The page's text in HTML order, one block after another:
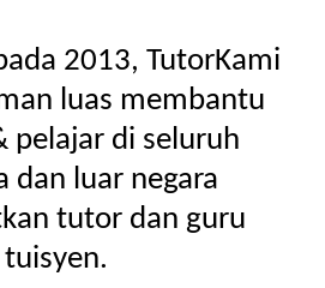
2013, TutorKami
luas membantu
pelajar di seluruh
dan luar negara
tutor dan guru
tuisyen.